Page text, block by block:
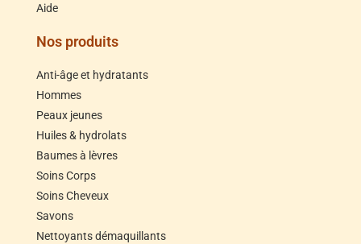
Aide
Nos produits
Anti-âge et hydratants
Hommes
Peaux jeunes
Huiles & hydrolats
Baumes à lèvres
Soins Corps
Soins Cheveux
Savons
Nettoyants démaquillants